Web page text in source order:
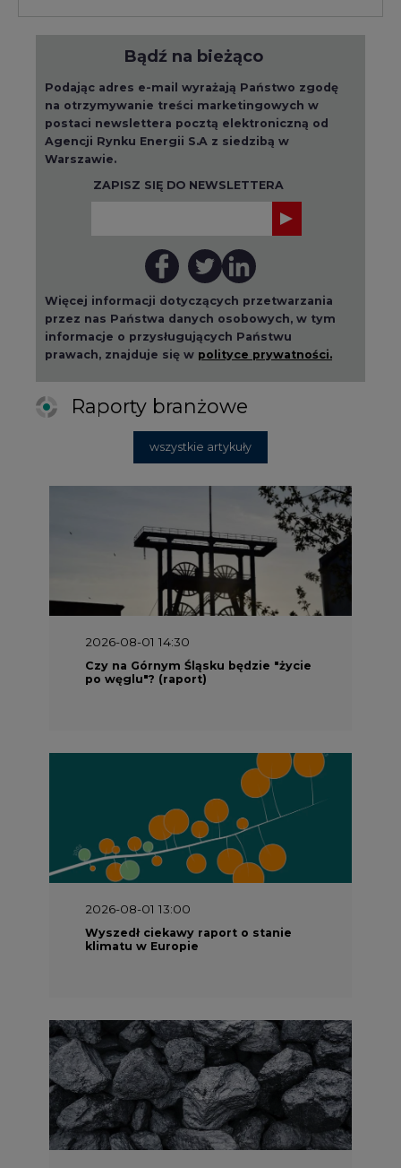
Bądź na bieżąco
Podając adres e-mail wyrażają Państwo zgodę
na otrzymywanie treści marketingowych w
postaci newslettera pocztą elektroniczną od
Agencji Rynku Energii S.A z siedzibą w
Warszawie.
ZAPISZ SIĘ DO NEWSLETTERA
Więcej informacji dotyczących przetwarzania
przez nas Państwa danych osobowych, w tym
informacje o przysługujących Państwu
prawach, znajduje się w polityce prywatności.
Raporty branżowe
wszystkie artykuły
2026-08-01 14:30
Czy na Górnym Śląsku będzie "życie
po węglu"? (raport)
2026-08-01 13:00
Wyszedł ciekawy raport o stanie
klimatu w Europie